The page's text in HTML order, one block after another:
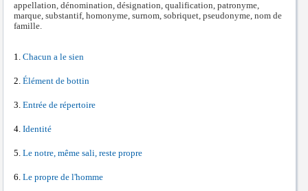
appellation, dénomination, désignation, qualification, patronyme,
marque, substantif, homonyme, surnom, sobriquet, pseudonyme, nom de
famille.
Chacun a le sien
Élément de bottin
Entrée de répertoire
Identité
Le notre, même sali, reste propre
Le propre de l'homme